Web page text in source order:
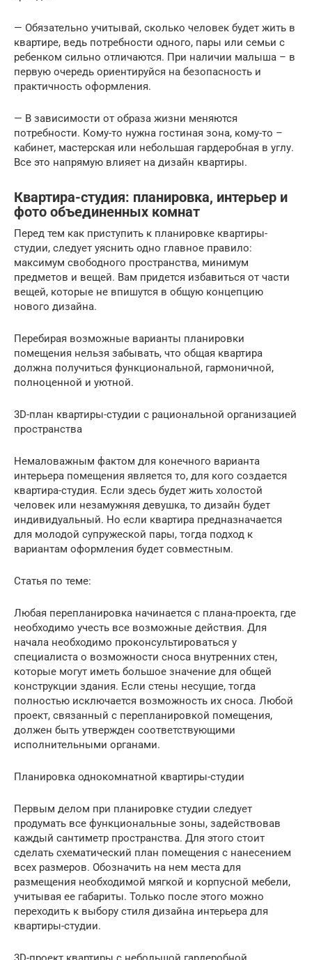
— Обязательно учитывай, сколько человек будет жить в
квартире, ведь потребности одного, пары или семьи с
ребенком сильно отличаются. При наличии малыша – в
первую очередь ориентируйся на безопасность и
практичность оформления.
— В зависимости от образа жизни меняются
потребности. Кому-то нужна гостиная зона, кому-то –
кабинет, мастерская или небольшая гардеробная в углу.
Все это напрямую влияет на дизайн квартиры.
Квартира-студия: планировка, интерьер и
фото объединенных комнат
Перед тем как приступить к планировке квартиры-
студии, следует уяснить одно главное правило:
максимум свободного пространства, минимум
предметов и вещей. Вам придется избавиться от части
вещей, которые не впишутся в общую концепцию
нового дизайна.
Перебирая возможные варианты планировки
помещения нельзя забывать, что общая квартира
должна получиться функциональной, гармоничной,
полноценной и уютной.
3D-план квартиры-студии с рациональной организацией
пространства
Немаловажным фактом для конечного варианта
интерьера помещения является то, для кого создается
квартира-студия. Если здесь будет жить холостой
человек или незамужняя девушка, то дизайн будет
индивидуальный. Но если квартира предназначается
для молодой супружеской пары, тогда подход к
вариантам оформления будет совместным.
Статья по теме:
Любая перепланировка начинается с плана-проекта, где
необходимо учесть все возможные действия. Для
начала необходимо проконсультироваться у
специалиста о возможности сноса внутренних стен,
которые могут иметь большое значение для общей
конструкции здания. Если стены несущие, тогда
полностью исключается возможность их сноса. Любой
проект, связанный с перепланировкой помещения,
должен быть утвержден соответствующими
исполнительными органами.
Планировка однокомнатной квартиры-студии
Первым делом при планировке студии следует
продумать все функциональные зоны, задействовав
каждый сантиметр пространства. Для этого стоит
сделать схематический план помещения с нанесением
всех размеров. Обозначить на нем места для
размещения необходимой мягкой и корпусной мебели,
учитывая ее габариты. Только после этого можно
переходить к выбору стиля дизайна интерьера для
квартиры-студии.